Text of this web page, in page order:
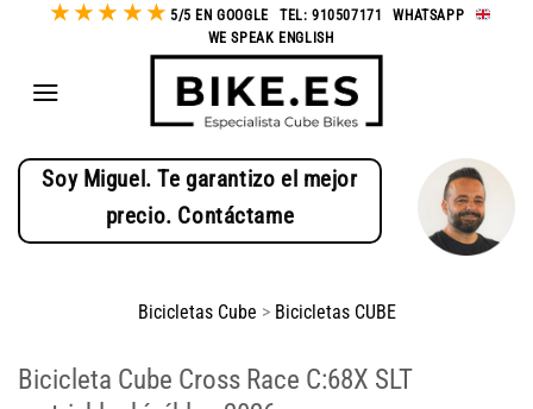
★★ ★ ★★ 5/5 EN GOOGLE TEL: 910507171 -WHATSAPP
WE SPEAK ENGLISH
Soy Miguel. Te garantizo el mejor
precio. Contáctame
Bicicletas Cube > Bicicletas CUBE
Bicicleta Cube Cross Race C:68X SLT